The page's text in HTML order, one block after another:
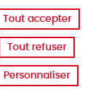
de la création
Tout accepter
Tout refuser
Personnaliser